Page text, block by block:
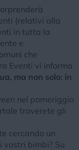
(relativi alla
in tutta la
e
che
Eventi vi informa
ma non solo: in
nel pomeriggio
troverete gli
cercando un
vostri bimbi? Su